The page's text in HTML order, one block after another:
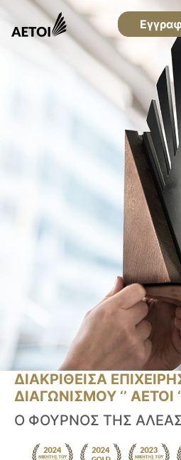
ΔΙΑΚΡΙΘΕΙΣΑ
ΔΙΑΓΩΝΙΣΜΟΥ ‘’ ΑΕΤΟΙ
Ο ΦΟΥΡΝΟΣ ΤΗΣ